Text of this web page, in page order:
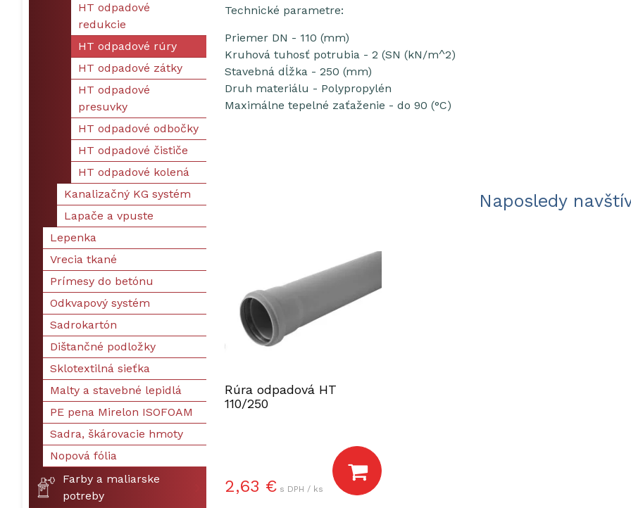
Technické parametre:
Priemer DN - 110 (mm)
Kruhová tuhosť potrubia - 2 (SN (kN/m^2)
Stavebná dĺžka - 250 (mm)
Druh materiálu - Polypropylén
Maximálne tepelné zaťaženie - do 90 (°C)
Naposledy
Rúra odpadová HT
110/250
2,63 € s DPH / ks
HT odpadové
redukcie
HT odpadové rúry
HT odpadové zátky
HT odpadové
presuvky
HT odpadové odbočky
HT odpadové čističe
HT odpadové kolená
Kanalizačný KG systém
Lapače a vpuste
Lepenka
Vrecia tkané
Prímesy do betónu
Odkvapový systém
Sadrokartón
Dištančné podložky
Sklotextilná sieťka
Malty a stavebné lepidlá
PE pena Mirelon ISOFOAM
Sadra, škárovacie hmoty
Nopová fólia
Farby a maliarske
potreby